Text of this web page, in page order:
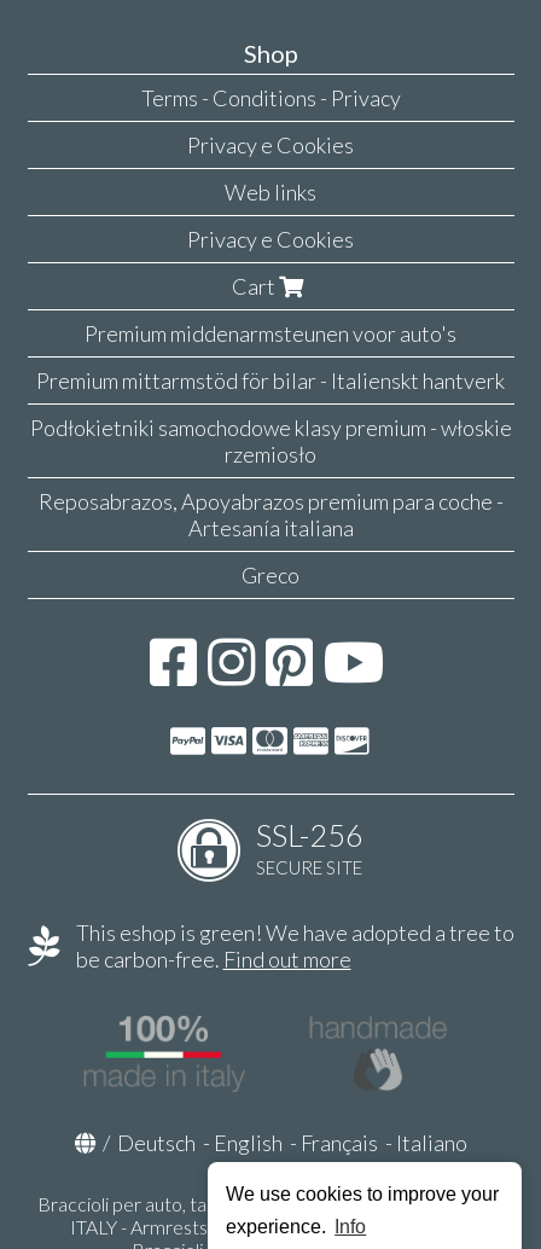
We use cookies to improve your
experience.
Info
Shop
Terms - Conditions - Privacy
Privacy e Cookies
Web links
Privacy e Cookies
Cart
Premium middenarmsteunen voor auto's
Premium mittarmstöd för bilar - Italienskt hantverk
Podłokietniki samochodowe klasy premium - włoskie
rzemiosło
Reposabrazos, Apoyabrazos premium para coche -
Artesanía italiana
Greco
SSL-256
SECURE SITE
This eshop is green! We have adopted a tree to
be carbon-free. Find out more
/ Deutsch - English - Français - Italiano
Braccioli per auto, tappeti auto, accessori auto MADE IN
ITALY - Armrests, Mittelarmlehnen, Accoundoirs -